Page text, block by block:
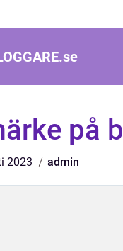
se
på b
2023 admin